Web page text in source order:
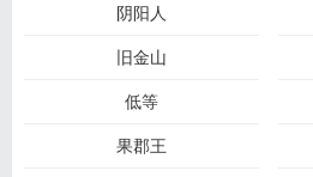
阴阳人
旧金山
低等
果郡王